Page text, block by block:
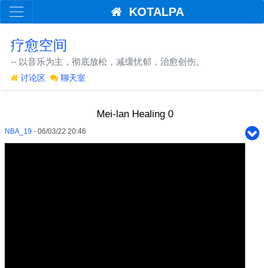
KOTALPA
疗愈空间
-- 以音乐为主，彻底放松，减缓忧郁，治愈创伤。
讨论区 聊天室
Mei-lan Healing 0
NBA_19 - 06/03/22 20:46